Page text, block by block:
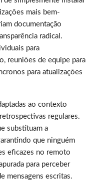
mais bem-
documentação
radical.
para
reuniões de equipe para
para atualizações
ao contexto
regulares.
substituam a
que ninguém
eficazes no remoto
para perceber
mensagens escritas.